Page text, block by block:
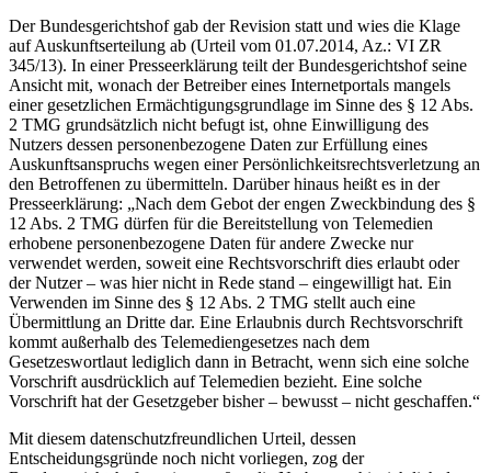
Der Bundesgerichtshof gab der Revision statt und wies die Klage
auf Auskunftserteilung ab (Urteil vom 01.07.2014, Az.: VI ZR
345/13). In einer Presseerklärung teilt der Bundesgerichtshof seine
Ansicht mit, wonach der Betreiber eines Internetportals mangels
einer gesetzlichen Ermächtigungsgrundlage im Sinne des § 12 Abs.
2 TMG grundsätzlich nicht befugt ist, ohne Einwilligung des
Nutzers dessen personenbezogene Daten zur Erfüllung eines
Auskunftsanspruchs wegen einer Persönlichkeitsrechtsverletzung an
den Betroffenen zu übermitteln. Darüber hinaus heißt es in der
Presseerklärung: „Nach dem Gebot der engen Zweckbindung des §
12 Abs. 2 TMG dürfen für die Bereitstellung von Telemedien
erhobene personenbezogene Daten für andere Zwecke nur
verwendet werden, soweit eine Rechtsvorschrift dies erlaubt oder
der Nutzer – was hier nicht in Rede stand – eingewilligt hat. Ein
Verwenden im Sinne des § 12 Abs. 2 TMG stellt auch eine
Übermittlung an Dritte dar. Eine Erlaubnis durch Rechtsvorschrift
kommt außerhalb des Telemediengesetzes nach dem
Gesetzeswortlaut lediglich dann in Betracht, wenn sich eine solche
Vorschrift ausdrücklich auf Telemedien bezieht. Eine solche
Vorschrift hat der Gesetzgeber bisher – bewusst – nicht geschaffen.“
Mit diesem datenschutzfreundlichen Urteil, dessen
Entscheidungsgründe noch nicht vorliegen, zog der